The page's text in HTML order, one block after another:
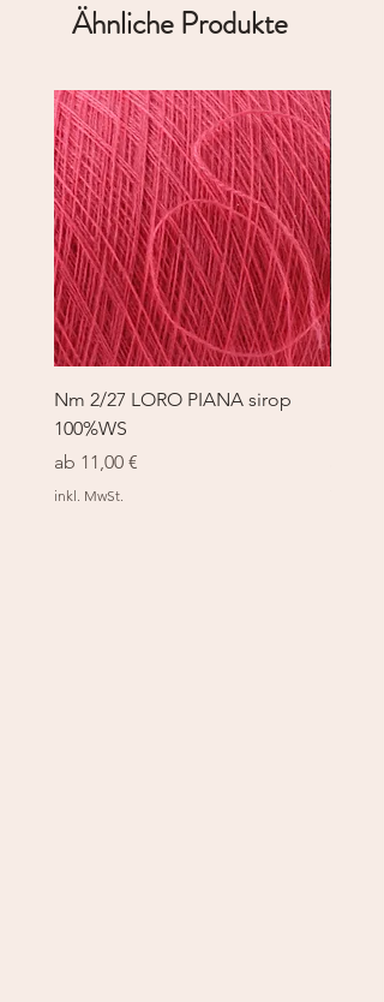
Ähnliche Produkte
Nm 2/27 LORO PIANA sirop
100%WS
ab 11,00 €
Sale-Preis
inkl. MwSt.